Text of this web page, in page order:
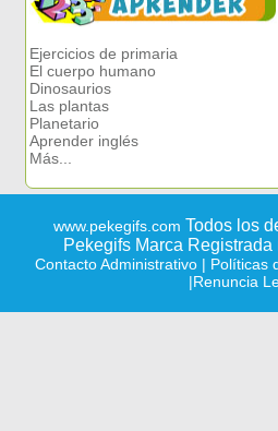
Ejercicios de primaria
El cuerpo humano
Dinosaurios
Las plantas
Planetario
Aprender inglés
Más...
www.pekegifs.com Todos los
Pekegifs Marca Registrada
Contacto Administrativo| Políticas
|Renuncia